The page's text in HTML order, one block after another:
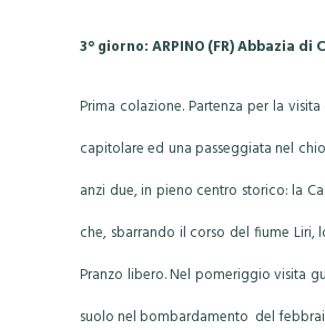
3° giorno: ARPINO (FR) Abbazia
Prima colazione. Partenza per la
capitolare ed una passeggiata nel
anzi due, in pieno centro storico: la
che, sbarrando il corso del fiume
Pranzo libero. Nel pomeriggio visita
suolo nel bombardamento del